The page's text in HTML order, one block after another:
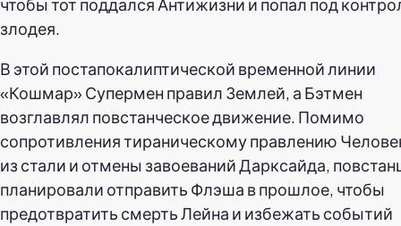
чтобы тот поддался Антижизни и попал под
злодея.
В этой постапокалиптической временной линии
«Кошмар» Супермен правил Землей, а Бэтмен
возглавлял повстанческое движение. Помимо
сопротивления тираническому правлению
из стали и отмены завоеваний Дарксайда,
планировали отправить Флэша в прошлое, чтобы
предотвратить смерть Лейна и избежать событий